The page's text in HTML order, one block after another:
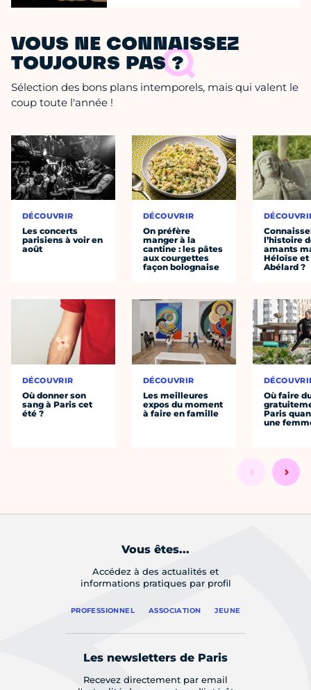
VOUS NE CONNAISSEZ
TOUJOURS PAS ?
Sélection des bons plans intemporels, mais qui valent le
coup toute l'année !
DÉCOUVRIR
Les concerts
parisiens à voir en
août
DÉCOUVRIR
Où donner son
sang à Paris cet
été ?
DÉCOUVRIR
On préfère
manger à la
cantine : les pâtes
aux courgettes
façon bolognaise
DÉCOUVRIR
Les meilleures
expos du moment
à faire en famille
l’histoire
amants
Héloïse et
Abélard ?
Où faire
Paris
une
Vous êtes...
Accédez à des actualités et
informations pratiques par profil
PROFESSIONNEL ASSOCIATION JEUNE
Les newsletters de Paris
Recevez directement par email